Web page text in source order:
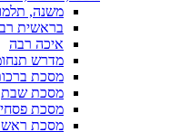
משנה,
בראשית
איכה רבה
מדרש
מסכת
מסכת שבת
מסכת
מסכת